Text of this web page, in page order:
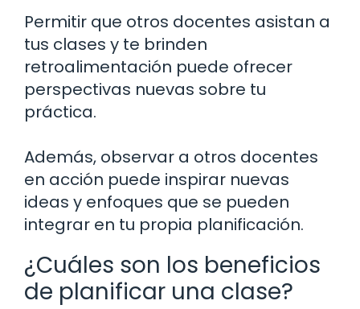
Permitir que otros docentes asistan a
tus clases y te brinden
retroalimentación puede ofrecer
perspectivas nuevas sobre tu
práctica.
Además, observar a otros docentes
en acción puede inspirar nuevas
ideas y enfoques que se pueden
integrar en tu propia planificación.
¿Cuáles son los beneficios
de planificar una clase?